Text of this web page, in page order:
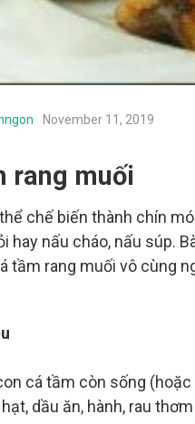
November 11, 2019
rang muối
chế biến thành chín
hay nấu cháo, nấu súp.
tầm rang muối vô cùng
cá tầm còn sống
dầu ăn, hành, rau thơm